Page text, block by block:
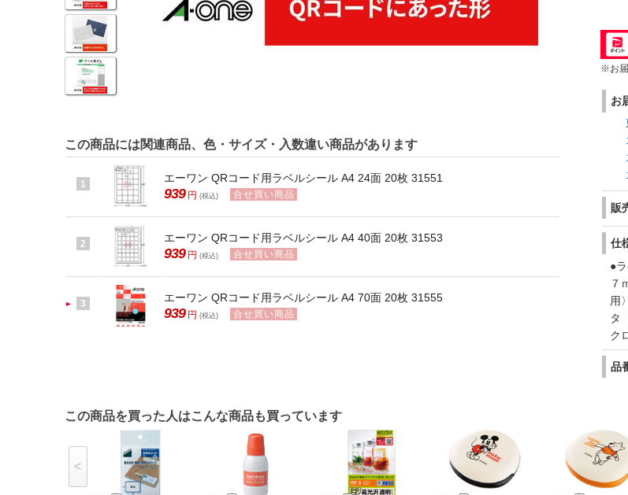
※お届
お
販
仕
●
７
用
タ
ク
品
この商品には関連商品、色・サイズ・入数違い商品があります
1 エーワン QRコード用ラベルシール A4 24面 20枚 31551
939 円 (税込) 合せ買い商品
2 エーワン QRコード用ラベルシール A4 40面 20枚 31553
939 円 (税込) 合せ買い商品
3 エーワン QRコード用ラベルシール A4 70面 20枚 31555
939 円 (税込) 合せ買い商品
この商品を買った人はこんな商品も買っています
<